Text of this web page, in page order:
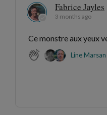
Fabrice Jayles
3 months ago
Ce monstre aux yeux
Line Marsan